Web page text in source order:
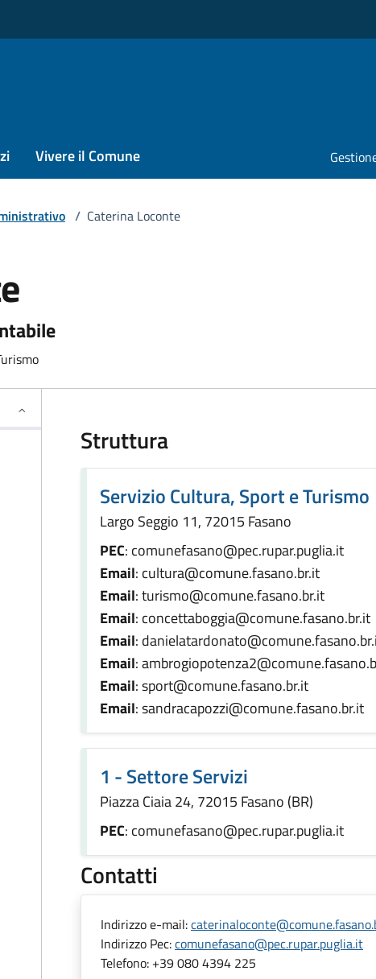
Vivere il Comune
/ Caterina Loconte
Struttura
Servizio Cultura, Sport e Turismo
Largo Seggio 11, 72015 Fasano
PEC: comunefasano@pec.rupar.puglia.it
Email: cultura@comune.fasano.br.it
Email: turismo@comune.fasano.br.it
Email: concettaboggia@comune.fasano.br.it
Email:
Email:
Email: sport@comune.fasano.br.it
Email: sandracapozzi@comune.fasano.br.it
1 - Settore Servizi
Piazza Ciaia 24, 72015 Fasano (BR)
PEC: comunefasano@pec.rupar.puglia.it
Contatti
Indirizzo e-mail:
Indirizzo Pec:comunefasano@pec.rupar.puglia.it
Telefono: +39 080 4394 225